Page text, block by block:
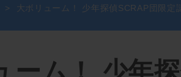
> 大ボリューム！ 少年探偵SCRAP団限定
ーム！ 少年